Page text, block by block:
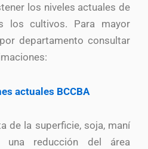
los niveles actuales de
los cultivos. Para mayor
departamento consultar
actuales BCCBA
de la superficie, soja, maní
una reducción del área